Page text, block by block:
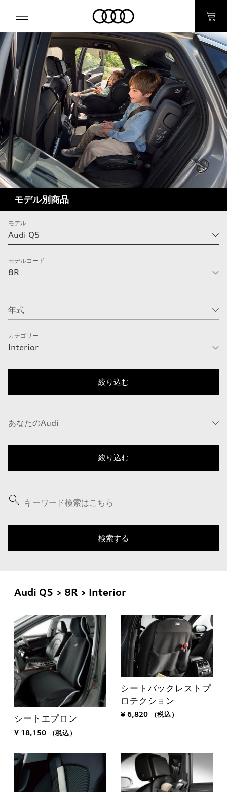
モデル別商品
モデル
モデルコード
カテゴリー
Audi Q5 > 8R > Interior
シートエプロン
¥ 18,150 （税込）
シートバックレストプ
ロテクション
¥ 6,820 （税込）